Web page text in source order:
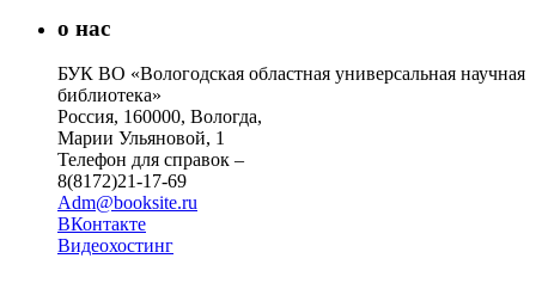
о нас
БУК ВО «Вологодская областная универсальная научная
библиотека»
Россия, 160000, Вологда,
Марии Ульяновой, 1
Телефон для справок –
8(8172)21-17-69
Adm@booksite.ru
ВКонтакте
Видеохостинг